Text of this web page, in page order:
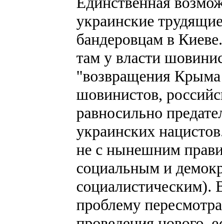
украинские
бандеровцам в
там у власти
"возвращения Крыма
шовинистов,
равносильно
украинских
не с нынешним
социальным и
социалистическим).
проблему